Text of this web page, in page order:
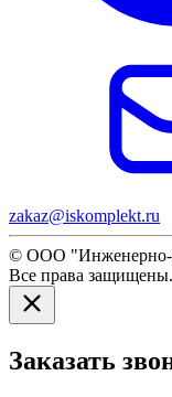
zakaz@iskomplekt.ru
© ООО "Инженерно-
Все права защищены.
Заказать